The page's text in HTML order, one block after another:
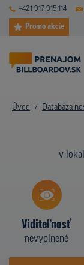
+421 917 915 114
Promo akcie
Úvod Databáza
v
Viditeľnosť
nevyplnené